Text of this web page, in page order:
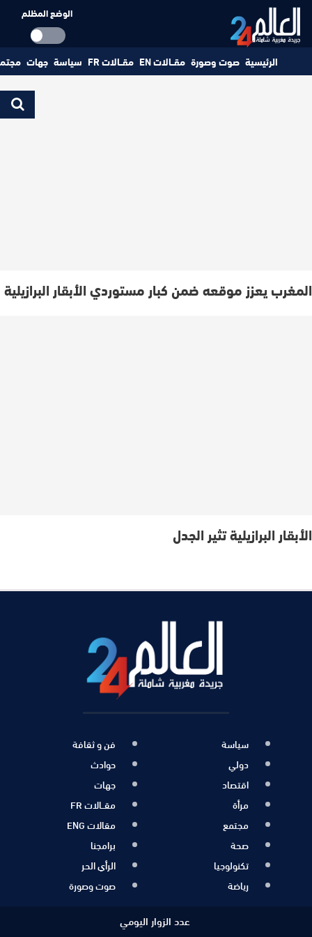
الوضع المظلم
الرئيسية صوت وصورة مقــالات EN مقــالات FR سياسة جهات
المغرب يعزز موقعه ضمن كبار مستوردي الأبقار البرازيلية
الأبقار البرازيلية تثير الجدل
سياسة
دولي
اقتصاد
مرأة
مجتمع
صحة
تكنولوجيا
رياضة
فن و ثقافة
حوادث
جهات
مقــالات FR
مقالات ENG
برامجنا
الرأي الحر
صوت وصورة
عدد الزوار اليومي